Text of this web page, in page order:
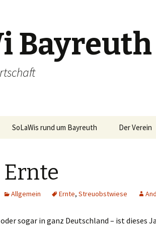
Bayreuth
SoLaWis rund um Bayreuth Der Verein
Ernte
Allgemein Ernte, Streuobstwiese
sogar in ganz Deutschland – ist dieses